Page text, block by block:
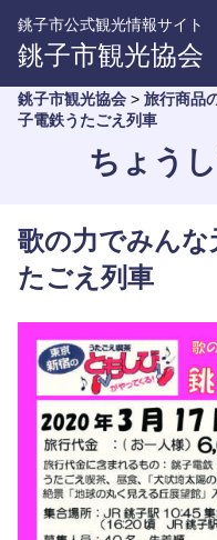
銚子市公式観光情報サイト
銚子市観光協会
銚子市観光協会 > 旅行商品
子電鉄うたごえ列車
ちょう
歌の力でみんな
たごえ列車